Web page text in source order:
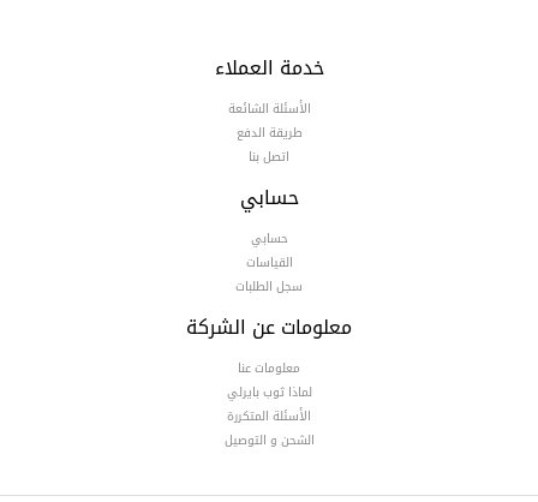
خدمة العملاء
الأسئلة الشائعة
طريقة الدفع
اتصل بنا
حسابي
حسابي
القياسات
سجل الطلبات
معلومات عن الشركة
معلومات عنا
لماذا ثوب بايرلي
الأسئلة المتكررة
الشحن و التوصيل